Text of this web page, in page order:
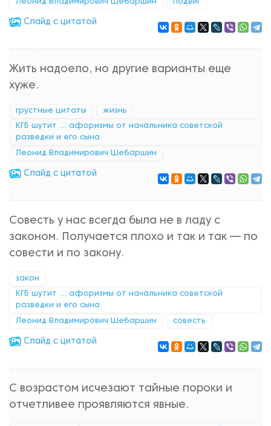
Леонид Владимирович Шебаршин подвиг
Cлайд с цитатой
Жить надоело, но другие варианты еще
хуже.
грустные цитаты жизнь
КГБ шутит ...: афоризмы от начальника советской
разведки и его сына
Леонид Владимирович Шебаршин
Cлайд с цитатой
Совесть у нас всегда была не в ладу с
законом. Получается плохо и так и так — по
совести и по закону.
закон
КГБ шутит ...: афоризмы от начальника советской
разведки и его сына
Леонид Владимирович Шебаршин совесть
Cлайд с цитатой
С возрастом исчезают тайные пороки и
отчетливее проявляются явные.